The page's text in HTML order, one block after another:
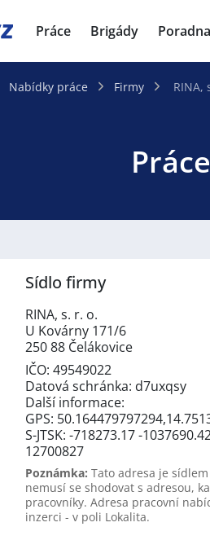
Práce Brigády Poradna
Nabídky práce Firmy RINA,
Sídlo firmy
RINA, s. r. o.
U Kovárny 171/6
250 88 Čelákovice
IČO: 49549022
Datová schránka: d7uxqsy
Další informace:
GPS:
S-JTSK: -718273.17 -
12700827
Poznámka: Tato adresa je
nemusí se shodovat s adresou,
pracovníky. Adresa pracovní
inzerci - v poli Lokalita.